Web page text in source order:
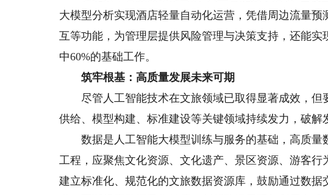
大模型分析实现酒店轻量自动化运营，凭借周边流量
互等功能，为管理层提供风险管理与决策支持，还能
中60%的基础工作。
筑牢根基：高质量发展未来可期
尽管人工智能技术在文旅领域已取得显著成效，但
供给、模型构建、标准建设等关键领域持续发力，破解
数据是人工智能大模型训练与服务的基础，高质量
工程，应聚焦文化资源、文化遗产、景区资源、游客行
建立标准化、规范化的文旅数据资源库，鼓励通过数